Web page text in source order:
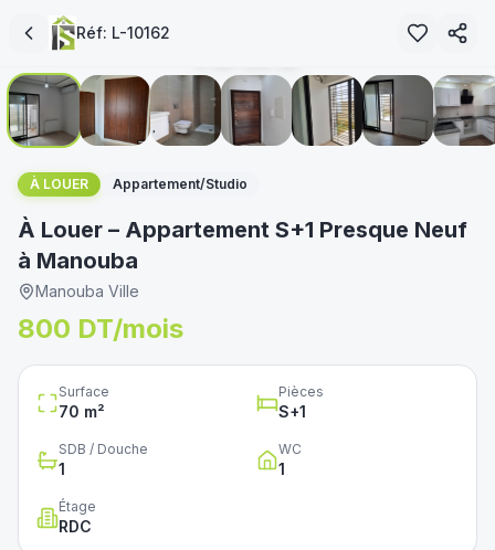
Réf: L-10162 1/7
غير متوفر
immoservice.tn
À LOUER Appartement/Studio
À Louer – Appartement S+1 Presque Neuf
à Manouba
Manouba Ville
800 DT/mois
Surface
70 m²
Pièces
S+1
SDB / Douche
1
WC
1
Étage
RDC